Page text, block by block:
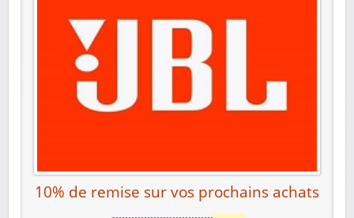
10% de remise sur vos prochains achats